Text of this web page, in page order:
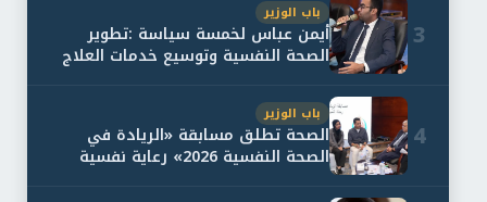
3
باب الوزير
أيمن عباس لخمسة سياسة :تطوير
الصحة النفسية وتوسيع خدمات العلاج
4
باب الوزير
الصحة تطلق مسابقة «الريادة في
الصحة النفسية 2026» رعاية نفسية